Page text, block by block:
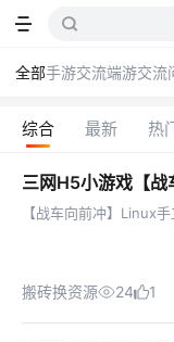
全部手游交流端游交流
综合 最新 热
三网H5小游戏【
【战车向前冲】Linux
搬砖换资源 24 1